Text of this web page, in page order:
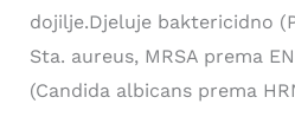
dojilje.Djeluje baktericidno
Sta. aureus, MRSA prema
(Candida albicans prema